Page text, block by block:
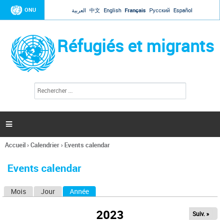
Jump to navigation
ONU العربية 中文 English Français Русский Español
Réfugiés et migrants
l
c
h
e

Vous
ici
Accueil›Calendrier› Events calendar
Events calendar
Mois Jour Année
2023 Suiv. »